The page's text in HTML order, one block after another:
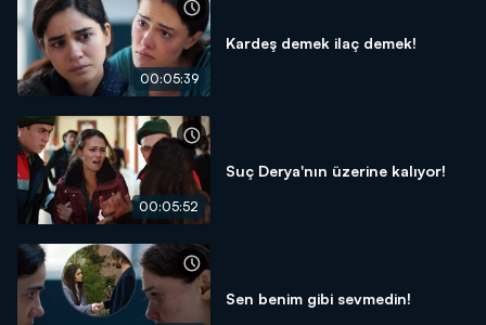
00:05:39
Kardeş demek ilaç demek!
00:05:52
Suç Derya'nın üzerine kalıyor!
Sen benim gibi sevmedin!